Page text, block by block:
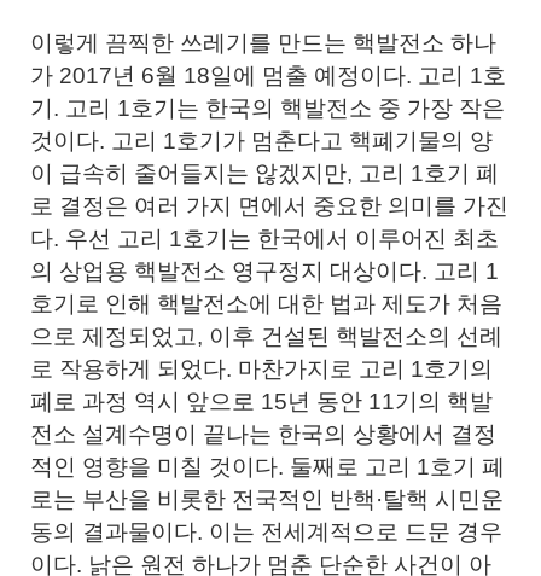
이렇게 끔찍한 쓰레기를 만드는 핵발전소 하나
가 2017년 6월 18일에 멈출 예정이다. 고리 1호
기. 고리 1호기는 한국의 핵발전소 중 가장 작은
것이다. 고리 1호기가 멈춘다고 핵폐기물의 양
이 급속히 줄어들지는 않겠지만, 고리 1호기 폐
로 결정은 여러 가지 면에서 중요한 의미를 가진
다. 우선 고리 1호기는 한국에서 이루어진 최초
의 상업용 핵발전소 영구정지 대상이다. 고리 1
호기로 인해 핵발전소에 대한 법과 제도가 처음
으로 제정되었고, 이후 건설된 핵발전소의 선례
로 작용하게 되었다. 마찬가지로 고리 1호기의
폐로 과정 역시 앞으로 15년 동안 11기의 핵발
전소 설계수명이 끝나는 한국의 상황에서 결정
적인 영향을 미칠 것이다. 둘째로 고리 1호기 폐
로는 부산을 비롯한 전국적인 반핵·탈핵 시민운
동의 결과물이다. 이는 전세계적으로 드문 경우
이다. 낡은 원전 하나가 멈춘 단순한 사건이 아